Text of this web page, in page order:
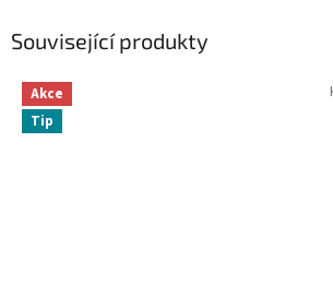
Související produkty
Akce
Tip